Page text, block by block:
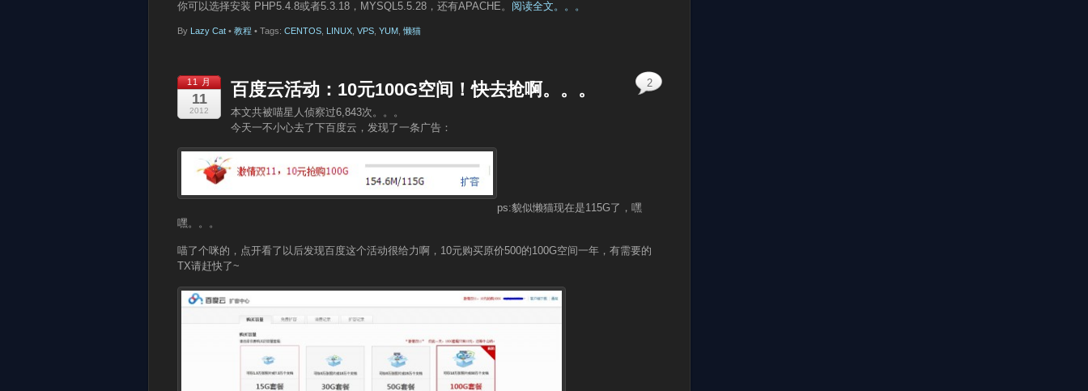
你可以选择安装 PHP5.4.8或者5.3.18，MYSQL5.5.28，还有APACHE。 阅读全文。。。
By Lazy Cat • 教程 • Tags: CENTOS LINUX VPS YUM 懒猫
11 月
11
2012
百度云活动：10元100G空间！快去抢啊。。。
本文共被喵星人侦察过6,843次。。。
今天一不小心去了下百度云，发现了一条广告：
ps:貌似懒猫现在是115G了，嘿
嘿。。。
喵了个咪的，点开看了以后发现百度这个活动很给力啊，10元购买原价500的100G空间一年，有需要的
TX请赶快了~
2